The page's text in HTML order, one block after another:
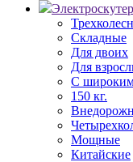
Складные
Для двоих
Для
С
150 кг.
Мощные
Китайские